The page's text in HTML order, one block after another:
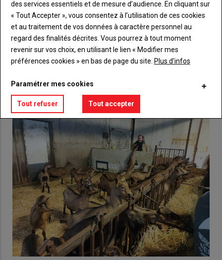
BodyChoisissez votre formule et créez votre
compte pour accéder à tout {nom-site}.
Lien Créez un compte
VOUS AIMEREZ AUSSI
des services essentiels et de mesure d’audience. En cliquant sur
« Tout Accepter », vous consentez à l’utilisation de ces cookies
et au traitement de vos données à caractère personnel au
regard des finalités décrites. Vous pourrez à tout moment
revenir sur vos choix, en utilisant le lien « Modifier mes
préférences cookies » en bas de page du site. Plus d'infos
Paramétrer mes cookies
Tout refuser Tout accepter